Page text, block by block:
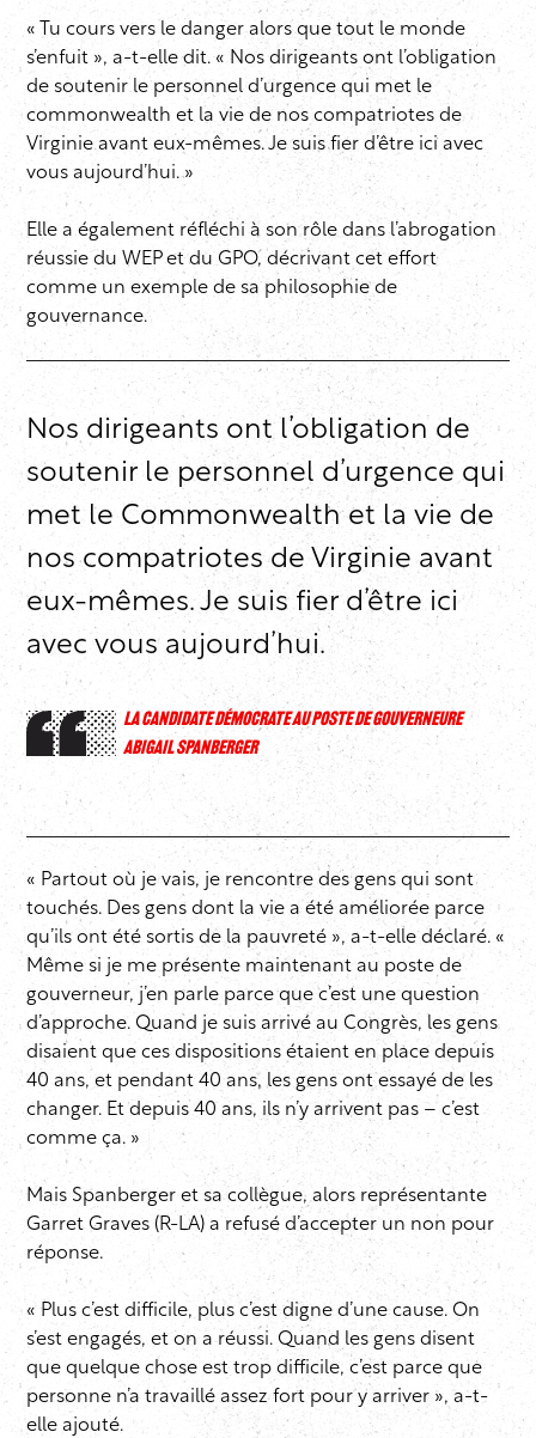
« Tu cours vers le danger alors que tout le monde
s’enfuit », a-t-elle dit. « Nos dirigeants ont l’obligation
de soutenir le personnel d’urgence qui met le
commonwealth et la vie de nos compatriotes de
Virginie avant eux-mêmes. Je suis fier d’être ici avec
vous aujourd’hui. »
Elle a également réfléchi à son rôle dans l’abrogation
réussie du WEP et du GPO, décrivant cet effort
comme un exemple de sa philosophie de
gouvernance.
Nos dirigeants ont l’obligation de
soutenir le personnel d’urgence qui
met le Commonwealth et la vie de
nos compatriotes de Virginie avant
eux-mêmes. Je suis fier d’être ici
avec vous aujourd’hui.
LA CANDIDATE DÉMOCRATE AU POSTE DE GOUVERNEURE
ABIGAIL SPANBERGER
« Partout où je vais, je rencontre des gens qui sont
touchés. Des gens dont la vie a été améliorée parce
qu’ils ont été sortis de la pauvreté », a-t-elle déclaré. «
Même si je me présente maintenant au poste de
gouverneur, j’en parle parce que c’est une question
d’approche. Quand je suis arrivé au Congrès, les gens
disaient que ces dispositions étaient en place depuis
40 ans, et pendant 40 ans, les gens ont essayé de les
changer. Et depuis 40 ans, ils n’y arrivent pas – c’est
comme ça. »
Mais Spanberger et sa collègue, alors représentante
Garret Graves (R-LA) a refusé d’accepter un non pour
réponse.
« Plus c’est difficile, plus c’est digne d’une cause. On
s’est engagés, et on a réussi. Quand les gens disent
que quelque chose est trop difficile, c’est parce que
personne n’a travaillé assez fort pour y arriver », a-t-
elle ajouté.